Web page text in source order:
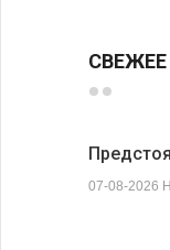
СВЕЖЕЕ
07-08-2026